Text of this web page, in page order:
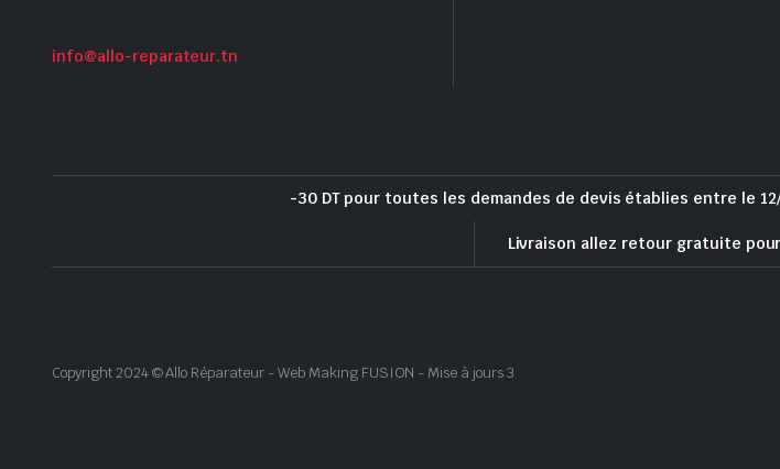
info@allo-reparateur.tn
-30 DT pour toutes les demandes de devis établies entre le
Livraison allez retour gratuite
Copyright 2024 © Allo Réparateur - Web Making FUSION - Mise à jours 3